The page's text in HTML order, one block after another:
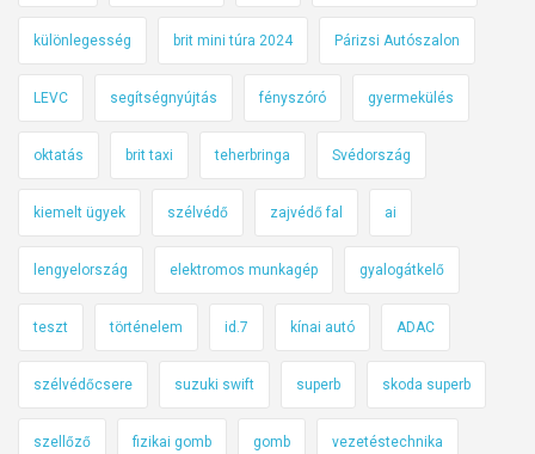
különlegesség brit mini túra 2024 Párizsi Autószalon
LEVC segítségnyújtás fényszóró gyermekülés
oktatás brit taxi teherbringa Svédország
kiemelt ügyek szélvédő zajvédő fal ai
lengyelország elektromos munkagép gyalogátkelő
teszt történelem id.7 kínai autó ADAC
szélvédőcsere suzuki swift superb skoda superb
szellőző fizikai gomb gomb vezetéstechnika